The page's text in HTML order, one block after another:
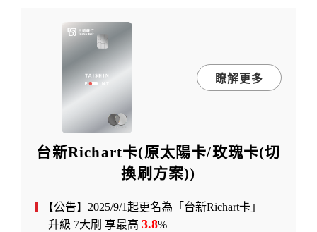
瞭解更多
台新Richart卡(原太陽卡/玫瑰卡(切
換刷方案))
【公告】2025/9/1起更名為「台新Richart卡」
升級 7大刷 享最高 3.8%